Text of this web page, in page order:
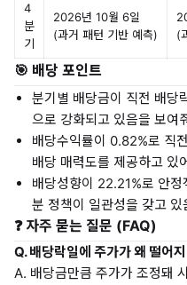
4
분
기
2026년 10월 6일
(과거 패턴 기반 예측)
(
🎯 배당 포인트
분기별 배당금이 직전 배당
으로 강화되고 있음을 보여
배당수익률이 0.82%로 직
배당 매력도를 제공하고 있
배당성향이 22.21%로 안
분 정책이 일관성을 갖고 있
❓ 자주 묻는 질문 (FAQ)
Q. 배당락일에 주가가 왜 떨어
A. 배당금만큼 주가가 조정돼